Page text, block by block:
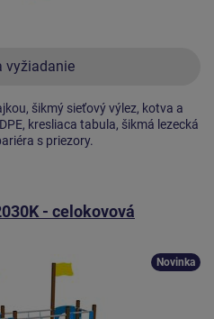
vyžiadanie
šikmý sieťový výlez, kotva a
kresliaca tabula, šikmá lezecká
s priezory.
- celokovová
Novinka